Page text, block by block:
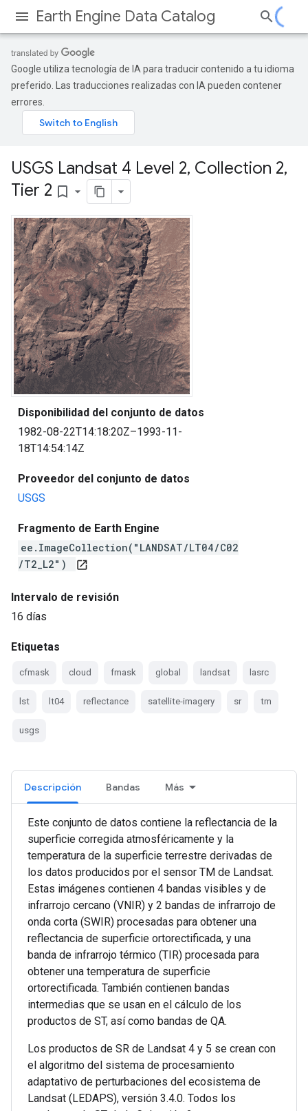
Earth Engine Data Catalog
Google utiliza tecnología de IA para traducir contenido a tu idioma
preferido. Las traducciones realizadas con IA pueden contener
errores.
USGS Landsat 4 Level 2, Collection 2,
Tier 2 bookmark_border
Disponibilidad del conjunto de datos
1982-08-22T14:18:20Z–1993-11-
18T14:54:14Z
Proveedor del conjunto de datos
USGS
Fragmento de Earth Engine
ee.ImageCollection("LANDSAT/LT04/C02
/T2_L2")
open_in_new
Intervalo de revisión
16 días
Etiquetas
cfmask cloud fmask global landsat lasrc
lst lt04 reflectance satellite-imagery sr tm
usgs
Descripción Bandas Más
Este conjunto de datos contiene la reflectancia de la
superficie corregida atmosféricamente y la
temperatura de la superficie terrestre derivadas de
los datos producidos por el sensor TM de Landsat.
Estas imágenes contienen 4 bandas visibles y de
infrarrojo cercano (VNIR) y 2 bandas de infrarrojo de
onda corta (SWIR) procesadas para obtener una
reflectancia de superficie ortorectificada, y una
banda de infrarrojo térmico (TIR) procesada para
obtener una temperatura de superficie
ortorectificada. También contienen bandas
intermedias que se usan en el cálculo de los
productos de ST, así como bandas de QA.
Los productos de SR de Landsat 4 y 5 se crean con
el algoritmo del sistema de procesamiento
adaptativo de perturbaciones del ecosistema de
Landsat (LEDAPS), versión 3.4.0. Todos los